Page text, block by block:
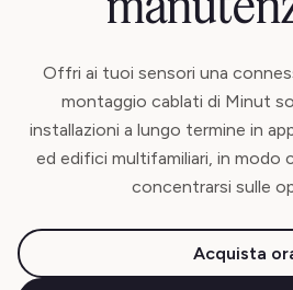
Offri ai tuoi sensori una
montaggio cablati di Minut
installazioni a lungo termine in
ed edifici multifamiliari, in modo
concentrarsi sulle
Acquista